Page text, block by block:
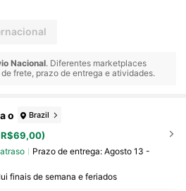
Nacional. Diferentes marketplaces
frete, prazo de entrega e atividades.
o Brazil
Prazo de entrega: Agosto 13 -
finais de semana e feriados